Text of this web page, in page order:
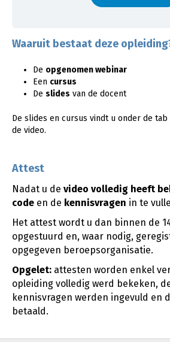
Waaruit bestaat deze
De opgenomen webinar
Een cursus
De slides van de docent
De slides en cursus vindt u onder de tab
de video.
Attest
Nadat u de video volledig heeft
code en de kennisvragen in te
Het attest wordt u dan binnen de
opgestuurd en, waar nodig,
opgegeven beroepsorganisatie.
Opgelet: attesten worden enkel
opleiding volledig werd bekeken,
kennisvragen werden ingevuld en
betaald.